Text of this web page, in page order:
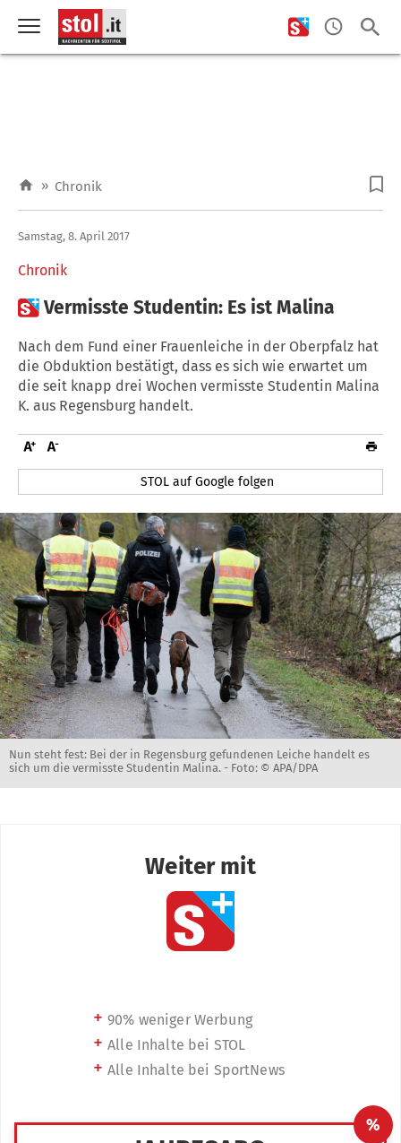
» Chronik
Chronik
Samstag, 8. April 2017
Vermisste Studentin: Es ist Malina
Nach dem Fund einer Frauenleiche in der Oberpfalz hat
die Obduktion bestätigt, dass es sich wie erwartet um
die seit knapp drei Wochen vermisste Studentin Malina
K. aus Regensburg handelt.
STOL auf Google folgen
Nun steht fest: Bei der in Regensburg gefundenen Leiche handelt es
sich um die vermisste Studentin Malina. - Foto: © APA/DPA